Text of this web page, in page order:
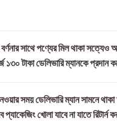
সাথে পণ্যের মিল থাকা
১৩০ টাকা ডেলিভারি ম্যানকে প্রদান
সময় ডেলিভারি ম্যান সামনে
খোলা যাবে না যাতে রিটার্ন